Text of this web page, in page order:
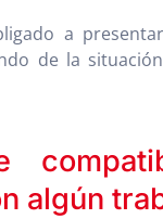
a
de la
algún